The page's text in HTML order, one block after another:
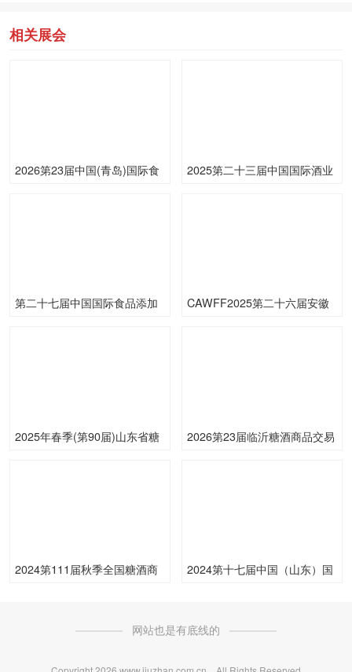
相关展会
2026第23届中国(青岛)国际食
2025第二十三届中国国际酒业
第二十七届中国国际食品添加
CAWFF2025第二十六届安徽
2025年春季(第90届)山东省糖
2026第23届临沂糖酒商品交易
2024第111届秋季全国糖酒商
2024第十七届中国（山东）国
网站也是有底线的